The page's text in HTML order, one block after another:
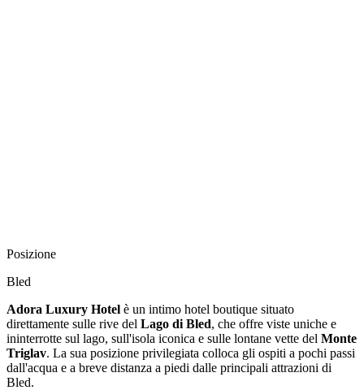
Posizione
Bled
Adora Luxury Hotel è un intimo hotel boutique situato
direttamente sulle rive del Lago di Bled, che offre viste uniche e
ininterrotte sul lago, sull'isola iconica e sulle lontane vette del Monte
Triglav. La sua posizione privilegiata colloca gli ospiti a pochi passi
dall'acqua e a breve distanza a piedi dalle principali attrazioni di
Bled.